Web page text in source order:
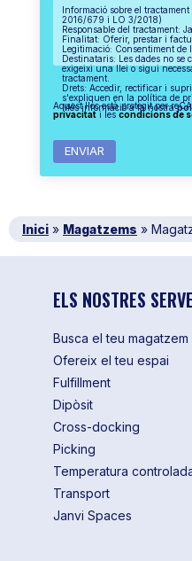
Informació sobre el
2016/679 i LO 3/2018)
Responsable del tractament:
Finalitat: Oferir, prestar i
Legitimació: Consentiment de
Destinataris: Les dades no se
exigeixi una llei o sigui
tractament.
Drets: Accedir, rectificar i
s'expliquen en la política de
Més informació a la nostra
Aquest lloc està protegit per
privacitati lescondicions de
Inici » Magatzems »
ELS NOSTRES
Busca el teu magatzem
Ofereix el teu espai
Fulfillment
Dipòsit
Cross-docking
Picking
Temperatura
Transport
Janvi Spaces